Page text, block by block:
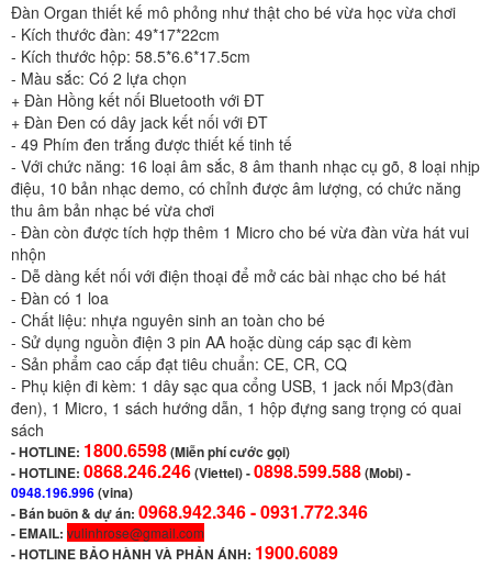
Đàn Organ thiết kế mô phỏng như thật cho bé vừa học vừa chơi
- Kích thước đàn: 49*17*22cm
- Kích thước hộp: 58.5*6.6*17.5cm
- Màu sắc: Có 2 lựa chọn
+ Đàn Hồng kết nối Bluetooth với ĐT
+ Đàn Đen có dây jack kết nối với ĐT
- 49 Phím đen trắng được thiết kế tinh tế
- Với chức năng: 16 loại âm sắc, 8 âm thanh nhạc cụ gõ, 8 loại nhịp
điệu, 10 bản nhạc demo, có chỉnh được âm lượng, có chức năng
thu âm bản nhạc bé vừa chơi
- Đàn còn được tích hợp thêm 1 Micro cho bé vừa đàn vừa hát vui
nhộn
- Dễ dàng kết nối với điện thoại để mở các bài nhạc cho bé hát
- Đàn có 1 loa
- Chất liệu: nhựa nguyên sinh an toàn cho bé
- Sử dụng nguồn điện 3 pin AA hoặc dùng cáp sạc đi kèm
- Sản phẩm cao cấp đạt tiêu chuẩn: CE, CR, CQ
- Phụ kiện đi kèm: 1 dây sạc qua cổng USB, 1 jack nối Mp3(đàn
đen), 1 Micro, 1 sách hướng dẫn, 1 hộp đựng sang trọng có quai
sách
-HOTLINE: 1800.6598(Miễn phí cước gọi)
- HOTLINE: 0868.246.246(Viettel)-0898.599.588(Mobi) -
0948.196.996(vina)
- Bán buôn & dự án: 0968.942.346 -0931.772.346
- EMAIL: vulinhrose@gmail.com
-HOTLINE BẢO HÀNH VÀ PHẢN ÁNH: 1900.6089